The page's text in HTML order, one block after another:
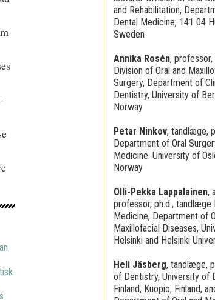
and Rehabilitation,
Dental Medicine, 141 04
Sweden
Annika Rosén, professor,
Division of Oral and
Surgery, Department of
Dentistry, University of
Norway
Petar Ninkov, tandlæge,
Department of Oral
Medicine. University of
Norway
Olli-Pekka Lappalainen,
professor, ph.d., tandlæge
Medicine, Department of
Maxillofacial Diseases,
Helsinki and Helsinki
Heli Jäsberg, tandlæge,
of Dentistry, University of
Finland, Kuopio, Finland,